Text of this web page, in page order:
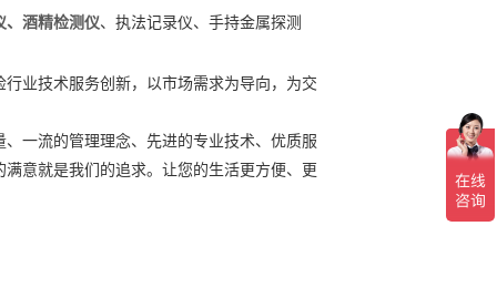
、酒精检测仪、执法记录仪、手持金属探测
行业技术服务创新，以市场需求为导向，为交
、一流的管理理念、先进的专业技术、优质服
意就是我们的追求。让您的生活更方便、更